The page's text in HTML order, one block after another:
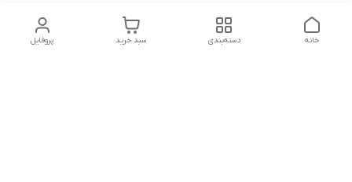
پروفایل سبد خرید دسته‌بندی خانه